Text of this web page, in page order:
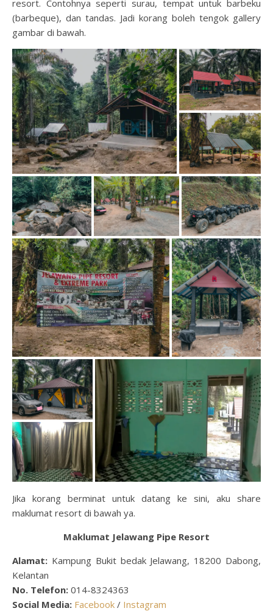
resort. Contohnya seperti surau, tempat untuk barbeku
(barbeque), dan tandas. Jadi korang boleh tengok gallery
gambar di bawah.
Jika korang berminat untuk datang ke sini, aku share
maklumat resort di bawah ya.
Maklumat Jelawang Pipe Resort
Alamat: Kampung Bukit bedak Jelawang, 18200 Dabong,
Kelantan
No. Telefon: 014-8324363
Social Media: Facebook / Instagram